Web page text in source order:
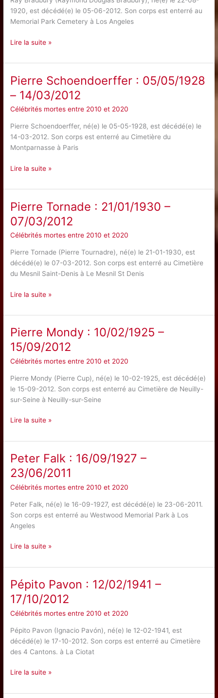
1920, est décédé(e) le 05-06-2012. Son corps est enterré au
Memorial Park Cemetery à Los Angeles
Ray
:
–
05/06/2012
Lire la suite »
Pierre Schoendoerffer : 05/05/1928
– 14/03/2012
Célébrités mortes entre 2010 et 2020
Pierre Schoendoerffer, né(e) le 05-05-1928, est décédé(e) le
14-03-2012. Son corps est enterré au Cimetière du
Montparnasse à Paris
Pierre
:
–
14/03/2012
Lire la suite »
Pierre Tornade : 21/01/1930 –
07/03/2012
Célébrités mortes entre 2010 et 2020
Pierre Tornade (Pierre Tournadre), né(e) le 21-01-1930, est
décédé(e) le 07-03-2012. Son corps est enterré au Cimetière
du Mesnil Saint-Denis à Le Mesnil St Denis
Pierre
:
21/01/1930
–
07/03/2012
Lire la suite »
Pierre Mondy : 10/02/1925 –
15/09/2012
Célébrités mortes entre 2010 et 2020
Pierre Mondy (Pierre Cup), né(e) le 10-02-1925, est décédé(e)
le 15-09-2012. Son corps est enterré au Cimetière de Neuilly-
sur-Seine à Neuilly-sur-Seine
Pierre
:
10/02/1925
–
15/09/2012
Lire la suite »
Peter Falk : 16/09/1927 –
23/06/2011
Célébrités mortes entre 2010 et 2020
Peter Falk, né(e) le 16-09-1927, est décédé(e) le 23-06-2011.
Son corps est enterré au Westwood Memorial Park à Los
Angeles
Peter
:
16/09/1927
–
23/06/2011
Lire la suite »
Pépito Pavon : 12/02/1941 –
17/10/2012
Célébrités mortes entre 2010 et 2020
Pépito Pavon (Ignacio Pavón), né(e) le 12-02-1941, est
décédé(e) le 17-10-2012. Son corps est enterré au Cimetière
des 4 Cantons. à La Ciotat
Pépito
:
Lire la suite »